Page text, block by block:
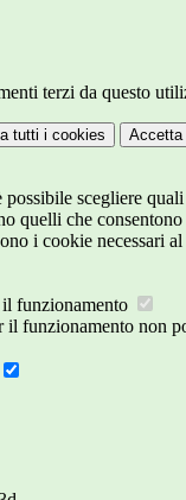
terzi da questo
tutti i cookies Accetta
possibile scegliere
quelli che
i cookie necessari
funzionamento
il funzionamento non